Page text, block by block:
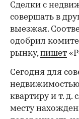
Сделки с
совершать в
выезжая.
одобрил
рынку,пишет
Сегодня для
квартиру и т. д.
месту